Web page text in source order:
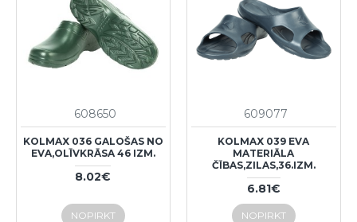
608650
KOLMAX 036 GALOŠAS NO
EVA,OLĪVKRĀSA 46 IZM.
8.02€
NOPIRKT
609077
KOLMAX 039 EVA
MATERIĀLA
ČĪBAS,ZILAS,36.IZM.
6.81€
NOPIRKT